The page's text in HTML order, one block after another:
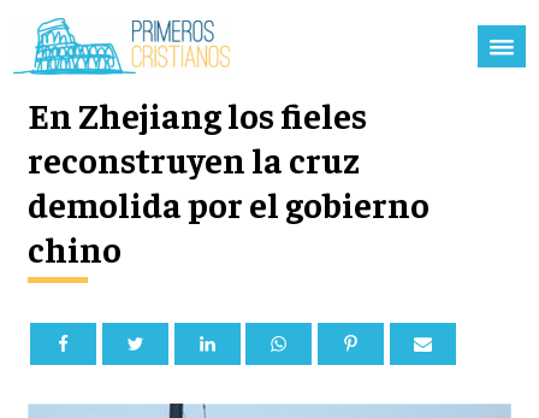
En Zhejiang los fieles
reconstruyen la cruz
demolida por el gobierno
chino